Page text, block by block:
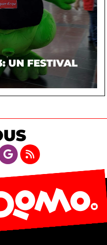
UN FESTIVAL